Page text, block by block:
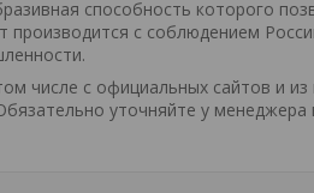
способность которого
производится с соблюдением
числе с официальных сайтов и
уточняйте у